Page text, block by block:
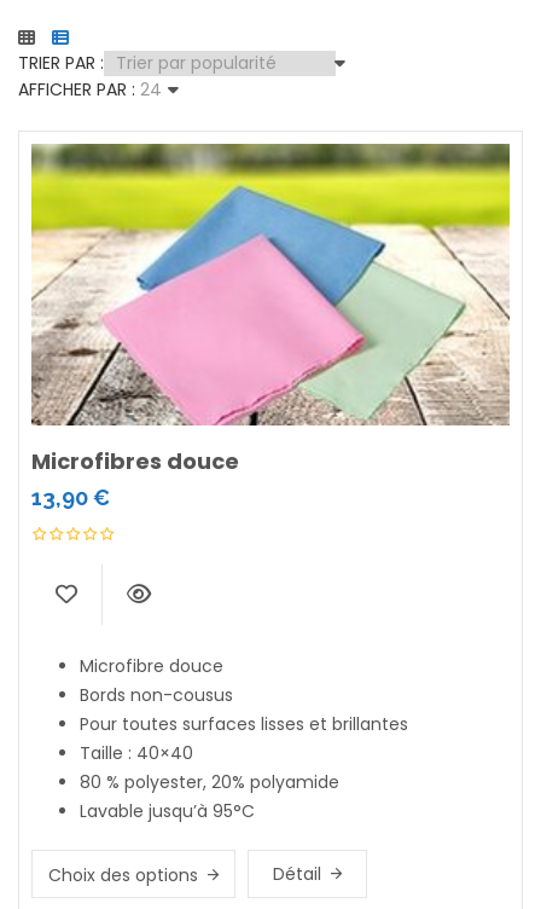
TRIER PAR :
AFFICHER PAR : 24
Microfibres douce
13,90€
Microfibre douce
Bords non-cousus
Pour toutes surfaces lisses et brillantes
Taille : 40×40
80 % polyester, 20% polyamide
Lavable jusqu’à 95°C
Choix des options Détail